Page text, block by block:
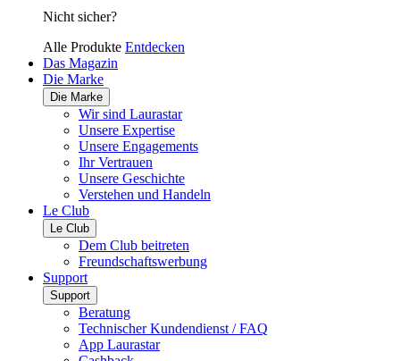
Nicht sicher?
Alle Produkte Entdecken
Das Magazin
Die Marke
Die Marke
Wir sind Laurastar
Unsere Expertise
Unsere Engagements
Ihr Vertrauen
Unsere Geschichte
Verstehen und Handeln
Le Club
Le Club
Dem Club beitreten
Freundschaftswerbung
Support
Support
Beratung
Technischer Kundendienst / FAQ
App Laurastar